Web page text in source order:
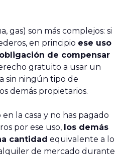
gas) son más complejos: si
en principio ese uso
de compensar
gratuito a usar un
sin ningún tipo de
demás propietarios.
la casa y no has pagado
por ese uso, los demás
cantidad equivalente a lo
de mercado durante